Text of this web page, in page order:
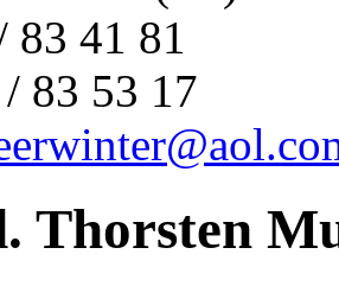
83 41 81
83 53 17
Thorsten